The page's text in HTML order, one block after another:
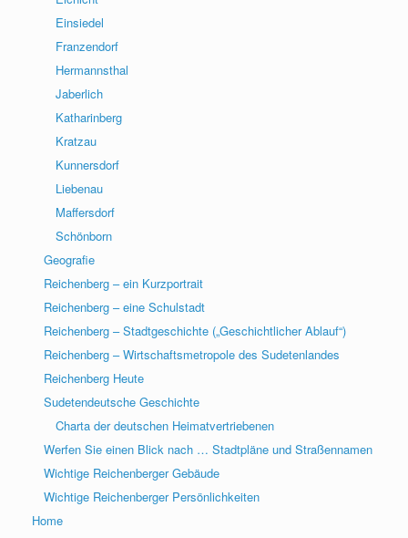
Einsiedel
Franzendorf
Hermannsthal
Jaberlich
Katharinberg
Kratzau
Kunnersdorf
Liebenau
Maffersdorf
Schönborn
Geografie
Reichenberg – ein Kurzportrait
Reichenberg – eine Schulstadt
Reichenberg – Stadtgeschichte („Geschichtlicher Ablauf“)
Reichenberg – Wirtschaftsmetropole des Sudetenlandes
Reichenberg Heute
Sudetendeutsche Geschichte
Charta der deutschen Heimatvertriebenen
Werfen Sie einen Blick nach … Stadtpläne und Straßennamen
Wichtige Reichenberger Gebäude
Wichtige Reichenberger Persönlichkeiten
Home